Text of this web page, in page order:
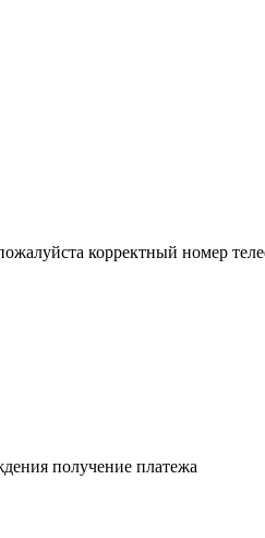
корректный номер
получение платежа